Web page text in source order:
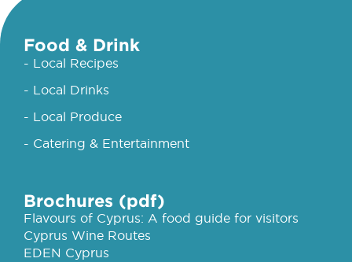
Food & Drink
- Local Recipes
- Local Drinks
- Local Produce
- Catering & Entertainment
Brochures (pdf)
Flavours of Cyprus: A food guide for visitors
Cyprus Wine Routes
EDEN Cyprus